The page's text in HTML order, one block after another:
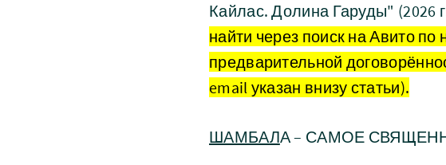
Кайлас. Долина Гаруды" (2026
найти через поиск на Авито
предварительной
email указан внизу статьи).
ШАМБАЛА – САМОЕ